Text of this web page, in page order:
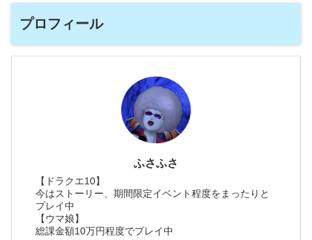
プロフィール
ふさふさ
【ドラクエ10】
今はストーリー、期間限定イベント程度をまったりと
プレイ中
【ウマ娘】
総課金額10万円程度でプレイ中